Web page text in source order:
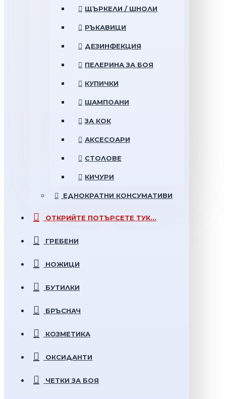
ЩЪРКЕЛИ / ШНОЛИ
РЪКАВИЦИ
ДЕЗИНФЕКЦИЯ
ПЕЛЕРИНА ЗА БОЯ
КУПИЧКИ
ШАМПОАНИ
ЗА КОК
АКСЕСОАРИ
СТОЛОВЕ
КИЧУРИ
ЕДНОКРАТНИ КОНСУМАТИВИ
ОТКРИЙТЕ ПОТЪРСЕТЕ ТУК...
ГРЕБЕНИ
НОЖИЦИ
БУТИЛКИ
БРЪСНАЧ
КОЗМЕТИКА
ОКСИДАНТИ
ЧЕТКИ ЗА БОЯ